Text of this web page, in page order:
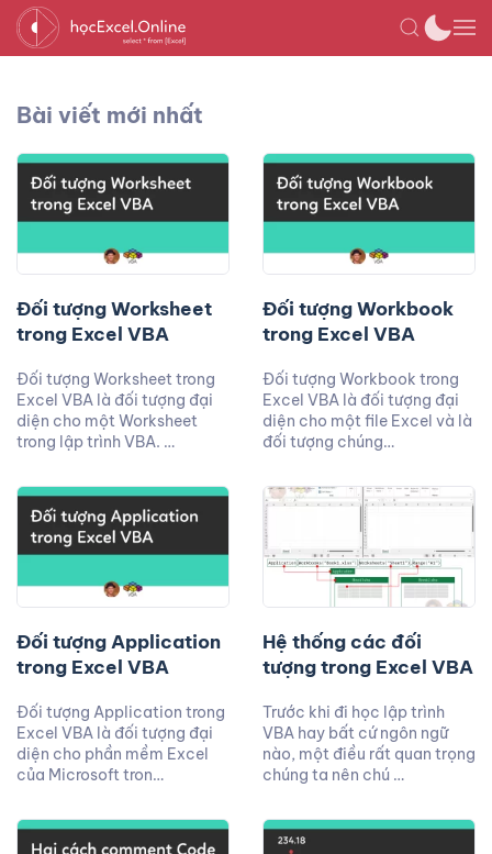
Bài viết mới nhất
Đối tượng Worksheet
trong Excel VBA
Đối tượng Worksheet trong
Excel VBA là đối tượng đại
diện cho một Worksheet
trong lập trình VBA. …
Đối tượng Workbook
trong Excel VBA
Đối tượng Workbook trong
Excel VBA là đối tượng đại
diện cho một file Excel và là
đối tượng chúng…
Đối tượng Application
trong Excel VBA
Đối tượng Application trong
Excel VBA là đối tượng đại
diện cho phần mềm Excel
của Microsoft tron…
Hệ thống các đối
tượng trong Excel VBA
Trước khi đi học lập trình
VBA hay bất cứ ngôn ngữ
nào, một điều rất quan trọng
chúng ta nên chú …